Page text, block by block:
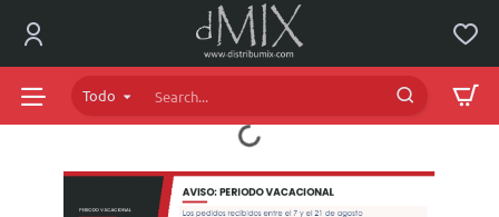
dMIX
Online
Todo
Search...